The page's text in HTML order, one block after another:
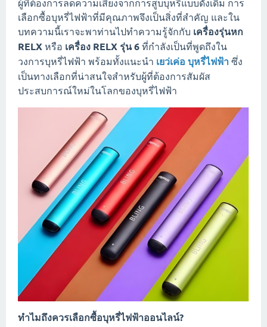
ผู้ที่ต้องการลดความเสี่ยงจากการสูบบุหรี่แบบดั้งเดิม การ
เลือกซื้อบุหรี่ไฟฟ้าที่มีคุณภาพจึงเป็นสิ่งที่สำคัญ และใน
บทความนี้เราจะพาท่านไปทำความรู้จักกับ เครื่องรุ่นหก
RELX หรือ เครื่อง RELX รุ่น 6 ที่กำลังเป็นที่พูดถึงใน
วงการบุหรี่ไฟฟ้า พร้อมทั้งแนะนำ เยว่เค่อ บุหรี่ไฟฟ้า ซึ่ง
เป็นทางเลือกที่น่าสนใจสำหรับผู้ที่ต้องการสัมผัส
ประสบการณ์ใหม่ในโลกของบุหรี่ไฟฟ้า
ทำไมถึงควรเลือกซื้อบุหรี่ไฟฟ้าออนไลน์?